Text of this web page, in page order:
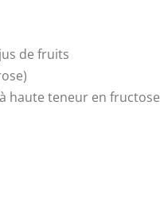
de fruits
haute teneur en fructose